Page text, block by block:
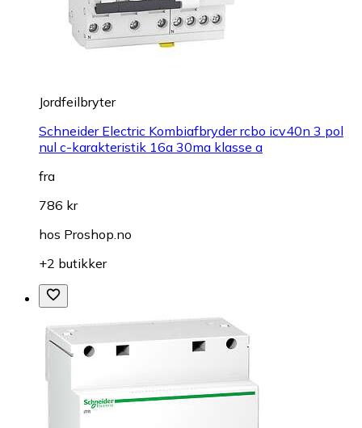
Jordfeilbryter
Schneider Electric Kombiafbryder rcbo icv40n 3 pol
nul c-karakteristik 16a 30ma klasse a
fra
786 kr
hos Proshop.no
+2 butikker